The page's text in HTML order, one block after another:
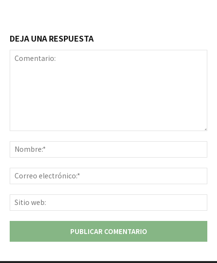
DEJA UNA RESPUESTA